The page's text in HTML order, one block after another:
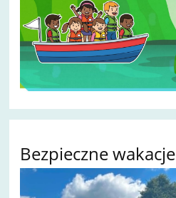
Bezpieczne wakacje